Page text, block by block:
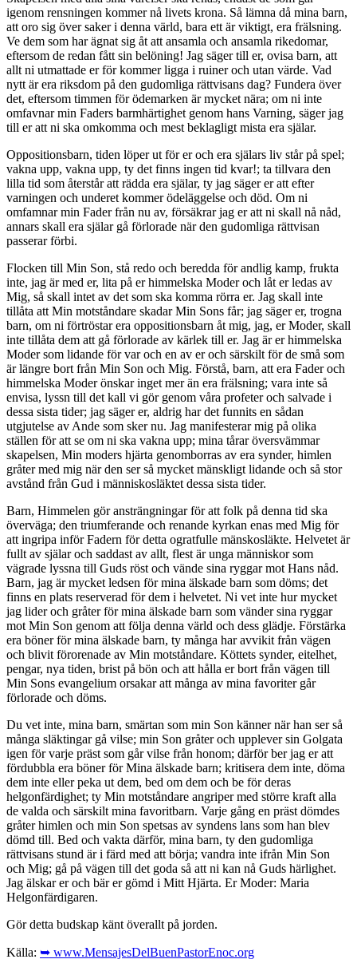
igenom rensningen kommer nå livets krona. Så lämna då mina barn,
att oro sig över saker i denna värld, bara ett är viktigt, era frälsning.
Ve dem som har ägnat sig åt att ansamla och ansamla rikedomar,
eftersom de redan fått sin belöning! Jag säger till er, ovisa barn, att
allt ni utmattade er för kommer ligga i ruiner och utan värde. Vad
nytt är era riksdom på den gudomliga rättvisans dag? Fundera över
det, eftersom timmen för ödemarken är mycket nära; om ni inte
omfavnar min Faders barmhärtighet genom hans Varning, säger jag
till er att ni ska omkomma och mest beklagligt mista era själar.
Oppositionsbarn, tiden löper ut för er och era själars liv står på spel;
vakna upp, vakna upp, ty det finns ingen tid kvar!; ta tillvara den
lilla tid som återstår att rädda era själar, ty jag säger er att efter
varningen och underet kommer ödeläggelse och död. Om ni
omfamnar min Fader från nu av, försäkrar jag er att ni skall nå nåd,
annars skall era själar gå förlorade när den gudomliga rättvisan
passerar förbi.
Flocken till Min Son, stå redo och beredda för andlig kamp, frukta
inte, jag är med er, lita på er himmelska Moder och låt er ledas av
Mig, så skall intet av det som ska komma rörra er. Jag skall inte
tillåta att Min motståndare skadar Min Sons får; jag säger er, trogna
barn, om ni förtröstar era oppositionsbarn åt mig, jag, er Moder, skall
inte tillåta dem att gå förlorade av kärlek till er. Jag är er himmelska
Moder som lidande för var och en av er och särskilt för de små som
är längre bort från Min Son och Mig. Förstå, barn, att era Fader och
himmelska Moder önskar inget mer än era frälsning; vara inte så
envisa, lyssn till det kall vi gör genom våra profeter och salvade i
dessa sista tider; jag säger er, aldrig har det funnits en sådan
utgjutelse av Ande som sker nu. Jag manifesterar mig på olika
ställen för att se om ni ska vakna upp; mina tårar översvämmar
skapelsen, Min moders hjärta genomborras av era synder, himlen
gråter med mig när den ser så mycket mänskligt lidande och så stor
avstånd från Gud i människosläktet dessa sista tider.
Barn, Himmelen gör ansträngningar för att folk på denna tid ska
överväga; den triumferande och renande kyrkan enas med Mig för
att ingripa inför Fadern för detta ogratfulle mänskosläkte. Helvetet är
fullt av själar och saddast av allt, flest är unga människor som
vägrade lyssna till Guds röst och vände sina ryggar mot Hans nåd.
Barn, jag är mycket ledsen för mina älskade barn som döms; det
finns en plats reserverad för dem i helvetet. Ni vet inte hur mycket
jag lider och gråter för mina älskade barn som vänder sina ryggar
mot Min Son genom att följa denna värld och dess glädje. Förstärka
era böner för mina älskade barn, ty många har avvikit från vägen
och blivit förorenade av Min motståndare. Köttets synder, eitelhet,
pengar, nya tiden, brist på bön och att hålla er bort från vägen till
Min Sons evangelium orsakar att många av mina favoriter går
förlorade och döms.
Du vet inte, mina barn, smärtan som min Son känner när han ser så
många släktingar gå vilse; min Son gråter och upplever sin Golgata
igen för varje präst som går vilse från honom; därför ber jag er att
fördubbla era böner för Mina älskade barn; kritisera dem inte, döma
dem inte eller peka ut dem, bed om dem och be för deras
helgonfärdighet; ty Min motståndare angriper med större kraft alla
de valda och särskilt mina favoritbarn. Varje gång en präst dömdes
gråter himlen och min Son spetsas av syndens lans som han blev
dömd till. Bed och vakta därför, mina barn, ty den gudomliga
rättvisans stund är i färd med att börja; vandra inte ifrån Min Son
och Mig; gå på vägen till det goda så att ni kan nå Guds härlighet.
Jag älskar er och bär er gömd i Mitt Hjärta. Er Moder: Maria
Helgonfärdigaren.
Gör detta budskap känt överallt på jorden.
Källa: ➥ www.MensajesDelBuenPastorEnoc.org